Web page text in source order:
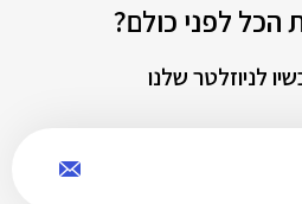
הכל לפני כולם?
לניוזלטר שלנו